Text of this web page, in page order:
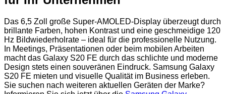
Das 6,5 Zoll große Super-AMOLED-Display überzeugt durch
brillante Farben, hohen Kontrast und eine geschmeidige 120
Hz Bildwiederholrate – ideal für die professionelle Nutzung.
In Meetings, Präsentationen oder beim mobilen Arbeiten
macht das Galaxy S20 FE durch das schlichte und moderne
Design stets einen souveränen Eindruck. Samsung Galaxy
S20 FE mieten und visuelle Qualität im Business erleben.
Sie suchen nach weiteren aktuellen Geräten der Marke?